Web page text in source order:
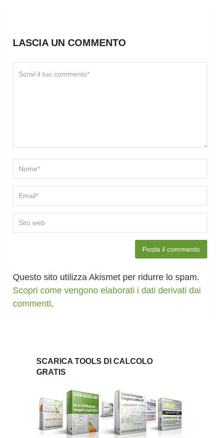
LASCIA UN COMMENTO
Questo sito utilizza Akismet per ridurre lo spam.
Scopri come vengono elaborati i dati derivati dai
commenti.
SCARICA TOOLS DI CALCOLO
GRATIS